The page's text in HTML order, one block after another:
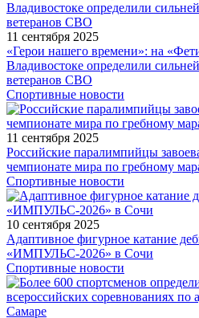
11 сентября 2025
«Герои нашего времени»: на
Владивостоке определили
ветеранов СВО
Спортивные новости
11 сентября 2025
Российские паралимпийцы
чемпионате мира по гребному
Спортивные новости
10 сентября 2025
Адаптивное фигурное катание
«ИМПУЛЬС-2026» в Сочи
Спортивные новости